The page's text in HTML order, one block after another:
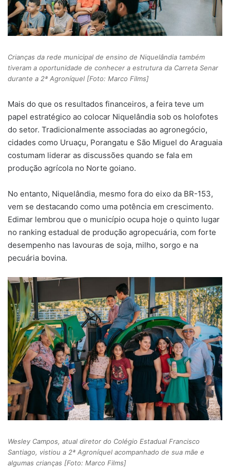
Crianças da rede municipal de ensino de Niquelândia também
tiveram a oportunidade de conhecer a estrutura da Carreta Senar
durante a 2ª Agroníquel [Foto: Marco Films]
Mais do que os resultados financeiros, a feira teve um
papel estratégico ao colocar Niquelândia sob os holofotes
do setor. Tradicionalmente associadas ao agronegócio,
cidades como Uruaçu, Porangatu e São Miguel do Araguaia
costumam liderar as discussões quando se fala em
produção agrícola no Norte goiano.
No entanto, Niquelândia, mesmo fora do eixo da BR-153,
vem se destacando como uma potência em crescimento.
Edimar lembrou que o município ocupa hoje o quinto lugar
no ranking estadual de produção agropecuária, com forte
desempenho nas lavouras de soja, milho, sorgo e na
pecuária bovina.
Wesley Campos, atual diretor do Colégio Estadual Francisco
Santiago, vistiou a 2ª Agroníquel acompanhado de sua mãe e
algumas crianças [Foto: Marco Films]